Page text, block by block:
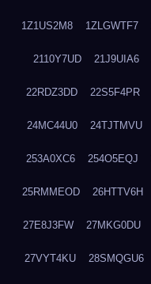
1Z1US2M8 1ZLGWTF7
2110Y7UD 21J9UIA6
22RDZ3DD 22S5F4PR
24MC44U0 24TJTMVU
253A0XC6 254O5EQJ
25RMMEOD 26HTTV6H
27E8J3FW 27MKG0DU
27VYT4KU 28SMQGU6